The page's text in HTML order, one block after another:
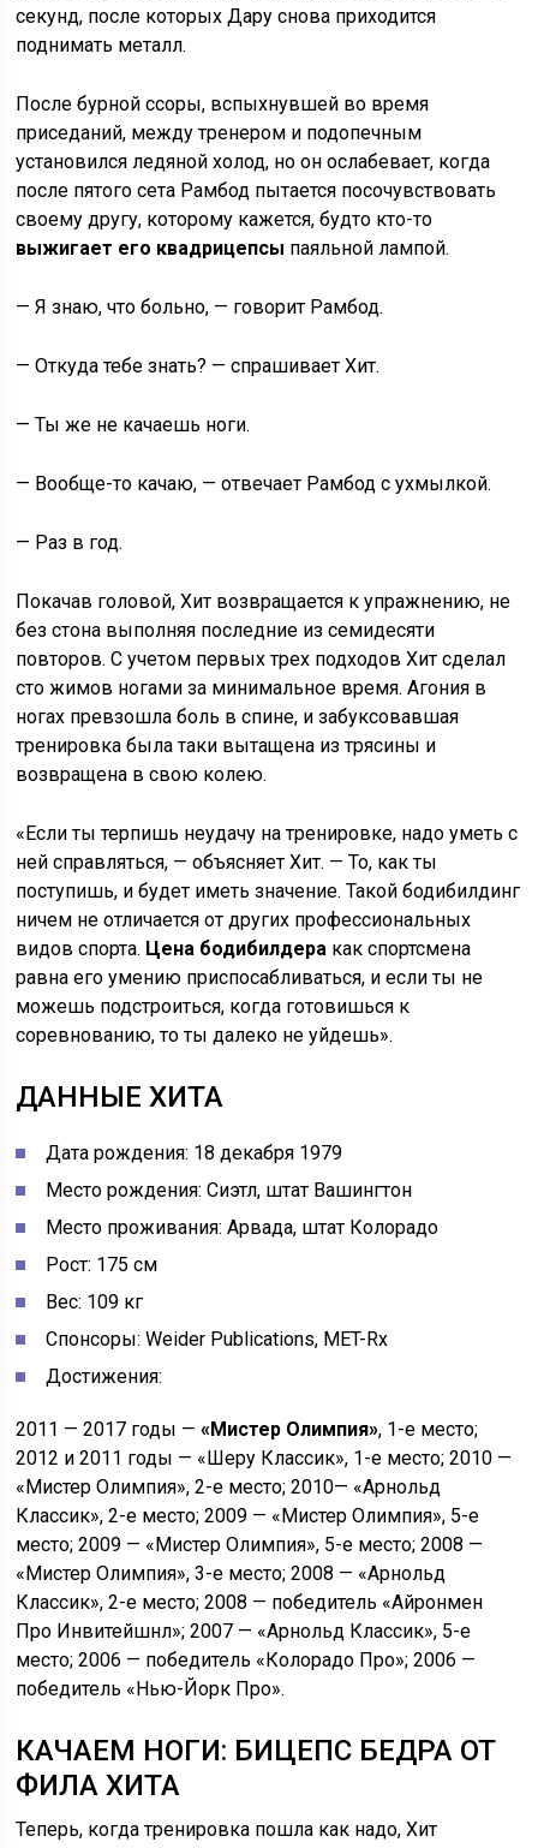
секунд, после которых Дару снова приходится
поднимать металл.
После бурной ссоры, вспыхнувшей во время
приседаний, между тренером и подопечным
установился ледяной холод, но он ослабевает, когда
после пятого сета Рамбод пытается посочувствовать
своему другу, которому кажется, будто кто-то
выжигает его квадрицепсы паяльной лампой.
— Я знаю, что больно, — говорит Рамбод.
— Откуда тебе знать? — спрашивает Хит.
— Ты же не качаешь ноги.
— Вообще-то качаю, — отвечает Рамбод с ухмылкой.
— Раз в год.
Покачав головой, Хит возвращается к упражнению, не
без стона выполняя последние из семидесяти
повторов. С учетом первых трех подходов Хит сделал
сто жимов ногами за минимальное время. Агония в
ногах превзошла боль в спине, и забуксовавшая
тренировка была таки вытащена из трясины и
возвращена в свою колею.
«Если ты терпишь неудачу на тренировке, надо уметь с
ней справляться, — объясняет Хит. — То, как ты
поступишь, и будет иметь значение. Такой бодибилдинг
ничем не отличается от других профессиональных
видов спорта. Цена бодибилдера как спортсмена
равна его умению приспосабливаться, и если ты не
можешь подстроиться, когда готовишься к
соревнованию, то ты далеко не уйдешь».
ДАННЫЕ ХИТА
Дата рождения: 18 декабря 1979
Место рождения: Сиэтл, штат Вашингтон
Место проживания: Арвада, штат Колорадо
Рост: 175 см
Вес: 109 кг
Спонсоры: Weider Publications, MET-Rx
Достижения:
2011 — 2017 годы —«Мистер Олимпия», 1-е место;
2012 и 2011 годы — «Шеру Классик», 1-е место; 2010 —
«Мистер Олимпия», 2-е место; 2010— «Арнольд
Классик», 2-е место; 2009 — «Мистер Олимпия», 5-е
место; 2009 — «Мистер Олимпия», 5-е место; 2008 —
«Мистер Олимпия», 3-е место; 2008 — «Арнольд
Классик», 2-е место; 2008 — победитель «Айронмен
Про Инвитейшнл»; 2007 — «Арнольд Классик», 5-е
место; 2006 — победитель «Колорадо Про»; 2006 —
победитель «Нью-Йорк Про».
КАЧАЕМ НОГИ: БИЦЕПС БЕДРА ОТ
ФИЛА ХИТА
Теперь, когда тренировка пошла как надо, Хит